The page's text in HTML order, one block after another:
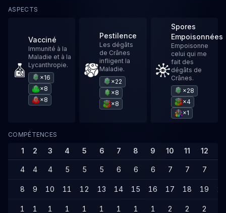
ASPECTS
Vacciné
Immunité à la
Maladie et à la
Lycanthropie.
×16
×8
×8
Pestilence
Les dégâts
de Crânes
infligent la
Maladie.
×22
×8
×8
Spores
Empoisonnées
Empoisonne
celui qui me
fait des
dégâts de
Crânes.
×28
×4
×1
COMPÉTENCES
1 2 3 4 5 6 7 8 9 10 11 12
4 4 4 5 5 5 6 6 6 7 7 7
8 9 10 11 12 13 14 15 16 17 18 19 20
1 1 1 1 1 1 1 1 1 2 2 2